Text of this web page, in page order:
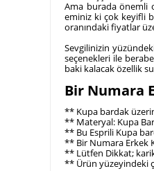
Ama burada önemli
eminiz ki çok keyifli
oranındaki fiyatlar
Sevgilinizin
seçenekleri ile
baki kalacak özellik
Bir Numara
** Kupa bardak
** Materyal: Kupa
** Bu Esprili Kupa
** Bir Numara Erkek
** Lütfen Dikkat;
** Ürün yüzeyindeki